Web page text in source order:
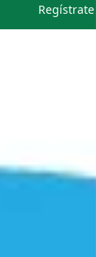
Regístrate